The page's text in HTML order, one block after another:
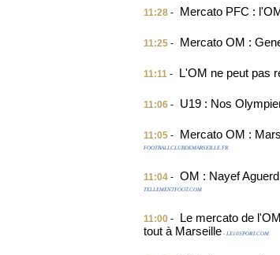
11:28 - Mercato PFC :
11:25 - Mercato OM :
11:11 - L'OM ne peut pas
11:06 - U19 : Nos
11:05 - Mercato OM :
FOOTBALLCLUBDEMARSEILLE.FR
11:04 - OM : Nayef
TELLEMENTFOOT.COM
11:00 -
Le mercato de
tout à Marseille - LE10SPORT.COM